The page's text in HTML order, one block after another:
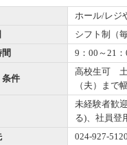
ホール/レジ
シフト制（
9：00～21
条件
高校生可 土
（夫）まで
未経験者歓
る)、社員登
024-927-